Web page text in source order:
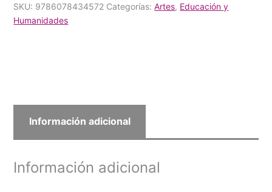
SKU: 9786078434572 Categorías:Artes, Educación y
Humanidades
Información adicional
Información adicional